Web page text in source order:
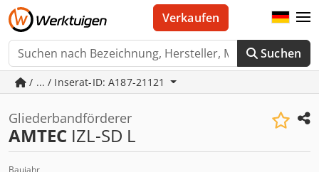
Suchen
Verkaufen
/ ... / Inserat-ID: A187-21121
Gliederbandförderer
AMTEC IZL-SD L
Baujahr